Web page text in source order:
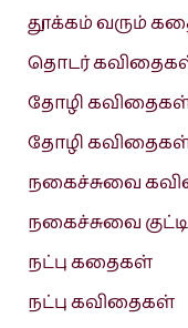
தூக்கம் வரும்
தொடர்
தோழி
தோழி
நகைச்சுவை
நகைச்சுவை
நட்பு கதைகள்
நட்பு கவிதைகள்